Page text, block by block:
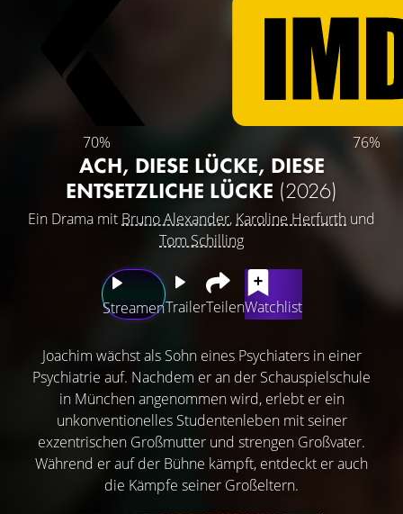
70% 76%
ACH, DIESE LÜCKE, DIESE
ENTSETZLICHE LÜCKE (2026)
Ein Drama mit Bruno Alexander, Karoline Herfurth und
Tom Schilling
StreamenTrailerTeilenWatchlist
Joachim wächst als Sohn eines Psychiaters in einer
Psychiatrie auf. Nachdem er an der Schauspielschule
in München angenommen wird, erlebt er ein
unkonventionelles Studentenleben mit seiner
exzentrischen Großmutter und strengen Großvater.
Während er auf der Bühne kämpft, entdeckt er auch
die Kämpfe seiner Großeltern.